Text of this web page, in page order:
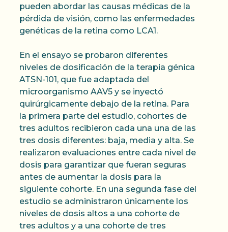
pueden abordar las causas médicas de la
pérdida de visión, como las enfermedades
genéticas de la retina como LCA1.
En el ensayo se probaron diferentes
niveles de dosificación de la terapia génica
ATSN-101, que fue adaptada del
microorganismo AAV5 y se inyectó
quirúrgicamente debajo de la retina. Para
la primera parte del estudio, cohortes de
tres adultos recibieron cada una una de las
tres dosis diferentes: baja, media y alta. Se
realizaron evaluaciones entre cada nivel de
dosis para garantizar que fueran seguras
antes de aumentar la dosis para la
siguiente cohorte. En una segunda fase del
estudio se administraron únicamente los
niveles de dosis altos a una cohorte de
tres adultos y a una cohorte de tres